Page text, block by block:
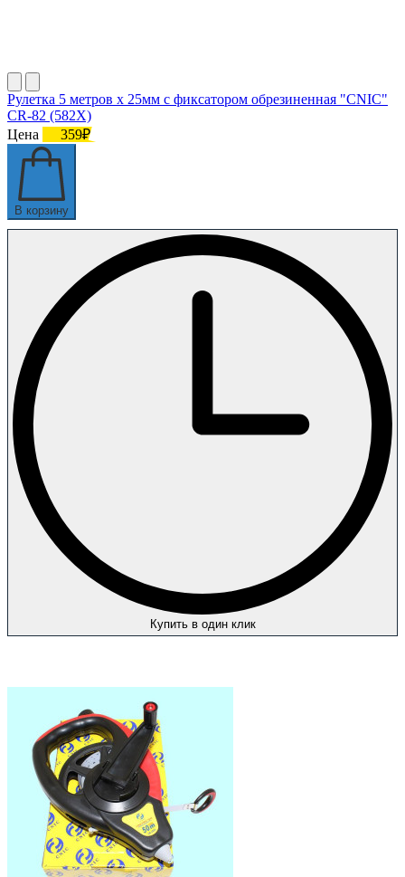
Рулетка 5 метров х 25мм с фиксатором обрезиненная "CNIC"
CR-82 (582X)
Цена
359₽
В корзину
Купить в один клик